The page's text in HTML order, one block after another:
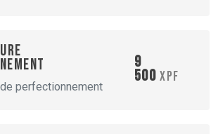
perfectionnement
9
500 XPF